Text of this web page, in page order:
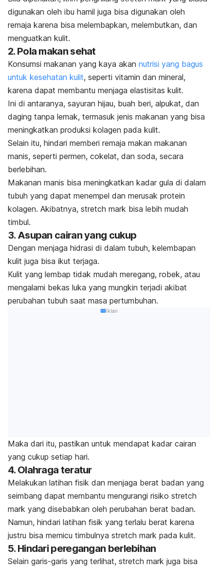
digunakan oleh ibu hamil juga bisa digunakan oleh
remaja karena bisa melembapkan, melembutkan, dan
menguatkan kulit.
2. Pola makan sehat
Konsumsi makanan yang kaya akan nutrisi yang bagus
untuk kesehatan kulit, seperti vitamin dan mineral,
karena dapat membantu menjaga elastisitas kulit.
Ini di antaranya, sayuran hijau, buah beri, alpukat, dan
daging tanpa lemak, termasuk jenis makanan yang bisa
meningkatkan produksi kolagen pada kulit.
Selain itu, hindari memberi remaja makan makanan
manis, seperti permen, cokelat, dan soda, secara
berlebihan.
Makanan manis bisa meningkatkan kadar gula di dalam
tubuh yang dapat menempel dan merusak protein
kolagen. Akibatnya, stretch mark bisa lebih mudah
timbul.
3. Asupan cairan yang cukup
Dengan menjaga hidrasi di dalam tubuh, kelembapan
kulit juga bisa ikut terjaga.
Kulit yang lembap tidak mudah meregang, robek, atau
mengalami bekas luka yang mungkin terjadi akibat
perubahan tubuh saat masa pertumbuhan.
Iklan
Maka dari itu, pastikan untuk mendapat kadar cairan
yang cukup setiap hari.
4. Olahraga teratur
Melakukan latihan fisik dan menjaga berat badan yang
seimbang dapat membantu mengurangi risiko stretch
mark yang disebabkan oleh perubahan berat badan.
Namun, hindari latihan fisik yang terlalu berat karena
justru bisa memicu timbulnya stretch mark pada kulit.
5. Hindari peregangan berlebihan
Selain garis-garis yang terlihat, stretch mark juga bisa